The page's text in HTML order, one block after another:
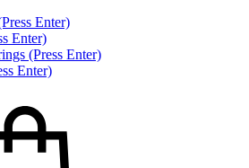
Enter)
Enter)
(Press Enter)
Enter)